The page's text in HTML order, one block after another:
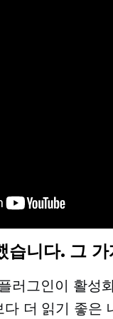
습니다. 그
러그인이 활성
더 읽기 좋은